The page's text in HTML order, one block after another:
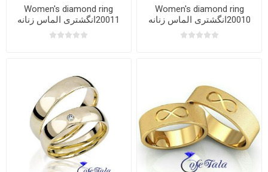
Women's diamond ring
20010انگشتری الماس زنانه
Women's diamond ring
20011انگشتری الماس زنانه